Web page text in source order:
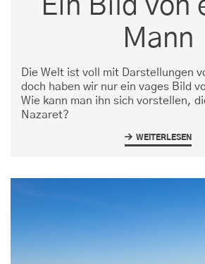
Ein Bild von
Mann
Die Welt ist voll mit Darstellungen
doch haben wir nur ein vages Bild
Wie kann man ihn sich vorstellen,
Nazaret?
WEITERLESEN